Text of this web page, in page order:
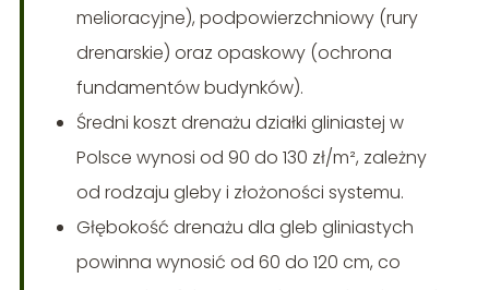
melioracyjne), podpowierzchniowy (rury
drenarskie) oraz opaskowy (ochrona
fundamentów budynków).
Średni koszt drenażu działki gliniastej w
Polsce wynosi od 90 do 130 zł/m², zależny
od rodzaju gleby i złożoności systemu.
Głębokość drenażu dla gleb gliniastych
powinna wynosić od 60 do 120 cm, co